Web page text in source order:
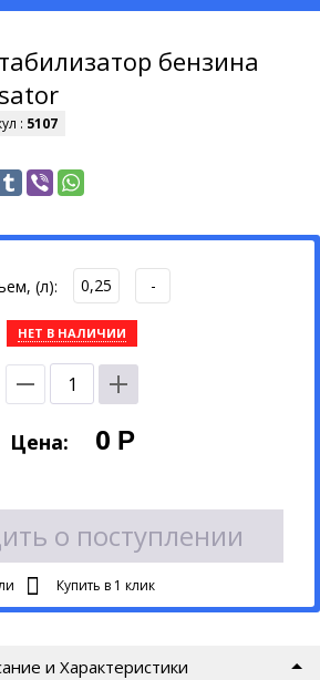
бензина
: 5107
(л): 0,25 -
НЕТ В НАЛИЧИИ
Цена: 0 Р
о поступлении
Купить в 1 клик
и Характеристики